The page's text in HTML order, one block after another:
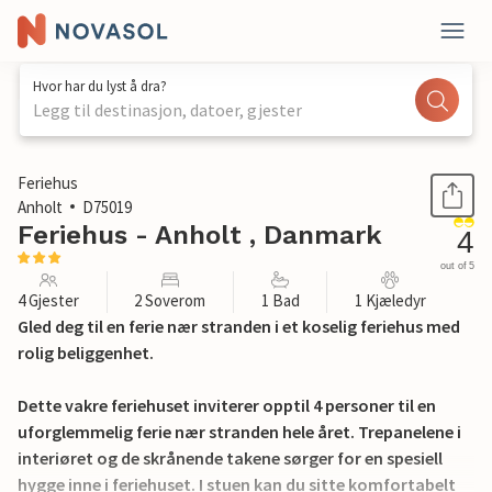
Hvor har du lyst å dra?
Legg til destinasjon, datoer, gjester
1 / 18
Feriehus
Anholt
D75019
Feriehus - Anholt , Danmark 4
out of 5
4 Gjester 2 Soverom 1 Bad 1 Kjæledyr
Gled deg til en ferie nær stranden i et koselig feriehus med
rolig beliggenhet.
Dette vakre feriehuset inviterer opptil 4 personer til en
uforglemmelig ferie nær stranden hele året. Trepanelene i
interiøret og de skrånende takene sørger for en spesiell
hygge inne i feriehuset. I stuen kan du sitte komfortabelt